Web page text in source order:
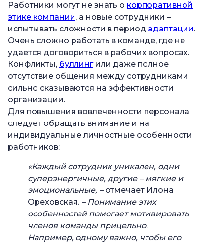
Работники могут не знать о корпоративной
этике компании, а новые сотрудники –
испытывать сложности в период адаптации.
Очень сложно работать в команде, где не
удается договориться в рабочих вопросах.
Конфликты, буллингили даже полное
отсутствие общения между сотрудниками
сильно сказываются на эффективности
организации.
Для повышения вовлеченности персонала
следует обращать внимание и на
индивидуальные личностные особенности
работников:
«Каждый сотрудник уникален, одни
суперэнергичные, другие – мягкие и
эмоциональные, –отмечает Илона
Ореховская. – Понимание этих
особенностей помогает мотивировать
членов команды прицельно.
Например, одному важно, чтобы его